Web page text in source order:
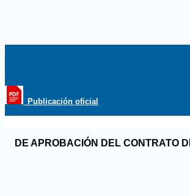
_Publicación oficial
DE APROBACIÓN DEL CONTRATO